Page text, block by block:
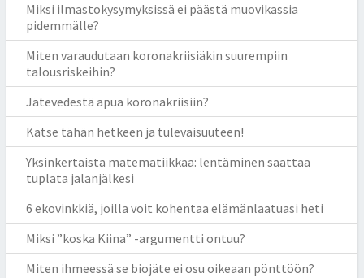
Miksi ilmastokysymyksissä ei päästä muovikassia
pidemmälle?
Miten varaudutaan koronakriisiäkin suurempiin
talousriskeihin?
Jätevedestä apua koronakriisiin?
Katse tähän hetkeen ja tulevaisuuteen!
Yksinkertaista matematiikkaa: lentäminen saattaa
tuplata jalanjälkesi
6 ekovinkkiä, joilla voit kohentaa elämänlaatuasi heti
Miksi ”koska Kiina” -argumentti ontuu?
Miten ihmeessä se biojäte ei osu oikeaan pönttöön?